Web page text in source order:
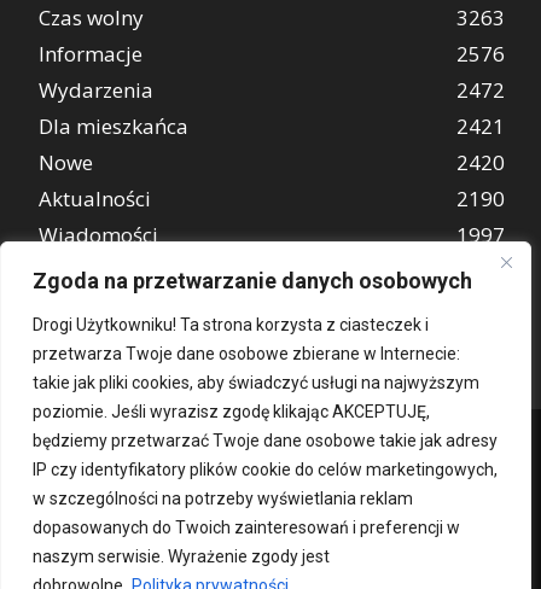
Zgoda na przetwarzanie danych osobowych
Drogi Użytkowniku! Ta strona korzysta z ciasteczek i
przetwarza Twoje dane osobowe zbierane w Internecie:
takie jak pliki cookies, aby świadczyć usługi na najwyższym
poziomie. Jeśli wyrazisz zgodę klikając AKCEPTUJĘ,
będziemy przetwarzać Twoje dane osobowe takie jak adresy
IP czy identyfikatory plików cookie do celów marketingowych,
w szczególności na potrzeby wyświetlania reklam
dopasowanych do Twoich zainteresowań i preferencji w
naszym serwisie. Wyrażenie zgody jest
Czas wolny
3263
Informacje
2576
Wydarzenia
2472
Dla mieszkańca
2421
Nowe
2420
Aktualności
2190
Wiadomości
1997
REKLAMA
849
Kontakt O nas Patronat medialny